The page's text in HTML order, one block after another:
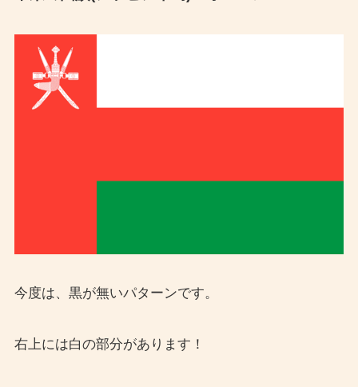
今度は、黒が無いパターンです。
右上には白の部分があります！